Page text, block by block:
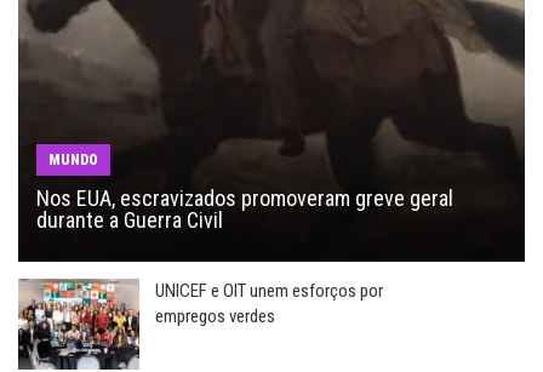
MUNDO
Nos EUA, escravizados promoveram greve geral
durante a Guerra Civil
UNICEF e OIT unem esforços por
empregos verdes